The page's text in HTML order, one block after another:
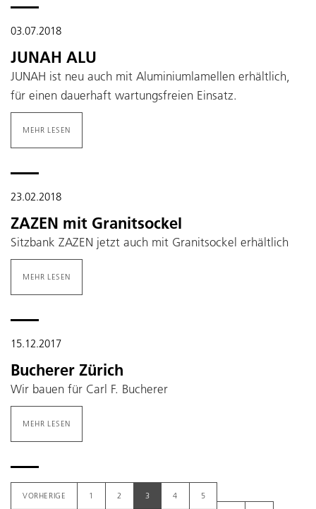
03.07.2018
JUNAH ALU
JUNAH ist neu auch mit Aluminiumlamellen erhältlich,
für einen dauerhaft wartungsfreien Einsatz.
MEHR LESEN
23.02.2018
ZAZEN mit Granitsockel
Sitzbank ZAZEN jetzt auch mit Granitsockel erhältlich
MEHR LESEN
15.12.2017
Bucherer Zürich
Wir bauen für Carl F. Bucherer
MEHR LESEN
VORHERIGE 1 2 3 4
5